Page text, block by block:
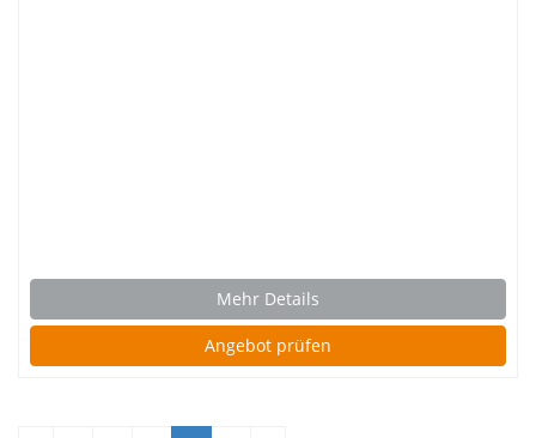
Mehr Details
Angebot prüfen